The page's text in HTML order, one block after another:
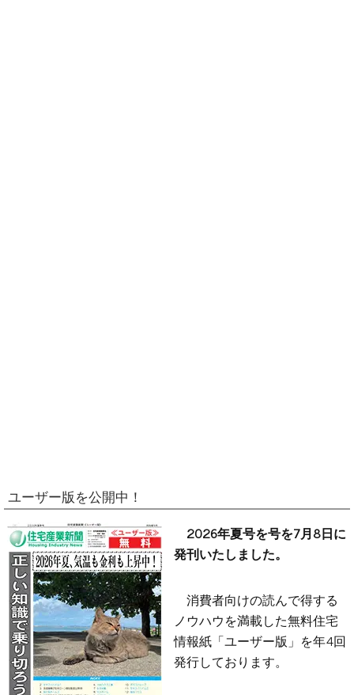
ユーザー版を公開中！
2026年夏号を号を7月8日に
発刊いたしました。
消費者向けの読んで得する
ノウハウを満載した無料住宅
情報紙「ユーザー版」を年4回
発行しております。